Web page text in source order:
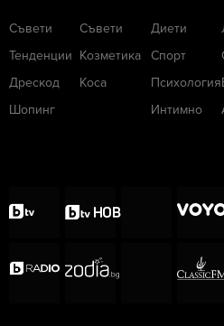
Съвети
Тенденции
Дрескод
Шопинг
Съвети
Козметика
Коса
Диети
Спорт
Психология
Интимно